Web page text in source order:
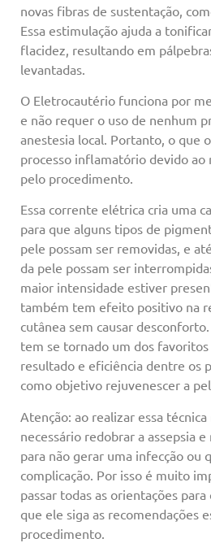
novas fibras de sustentação,
Essa estimulação ajuda a
flacidez, resultando em
levantadas.
O Eletrocautério funciona por
e não requer o uso de nenhum
anestesia local. Portanto, o que
processo inflamatório devido ao
pelo procedimento.
Essa corrente elétrica cria uma
para que alguns tipos de
pele possam ser removidas, e
da pele possam ser
maior intensidade estiver
também tem efeito positivo na
cutânea sem causar
tem se tornado um dos favoritos
resultado e eficiência dentre os
como objetivo rejuvenescer a
Atenção: ao realizar essa
necessário redobrar a assepsia
para não gerar uma infecção ou
complicação. Por isso é muito
passar todas as orientações
que ele siga as recomendações
procedimento.